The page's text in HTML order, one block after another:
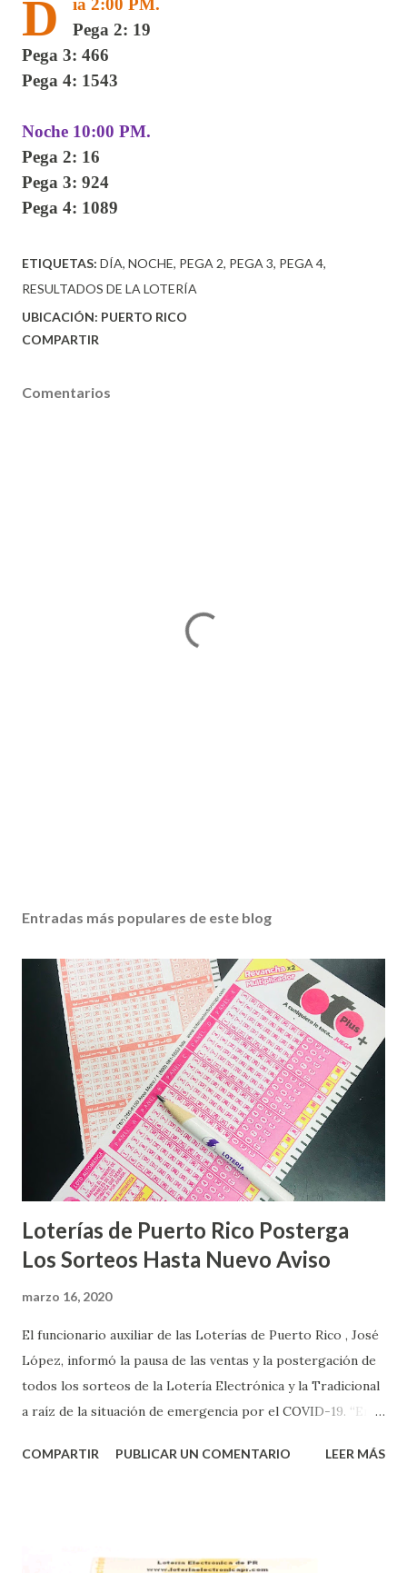
D
ía 2:00 PM.
Pega 2: 19
Pega 3: 466
Pega 4: 1543
Noche 10:00 PM.
Pega 2: 16
Pega 3: 924
Pega 4: 1089
ETIQUETAS: DÍA NOCHE PEGA 2 PEGA 3 PEGA 4
RESULTADOS DE LA LOTERÍA
UBICACIÓN: PUERTO RICO
COMPARTIR
Comentarios
Entradas más populares de este blog
Loterías de Puerto Rico Posterga
Los Sorteos Hasta Nuevo Aviso
marzo 16, 2020
El funcionario auxiliar de las Loterías de Puerto Rico , José
López, informó la pausa de las ventas y la postergación de
todos los sorteos de la Lotería Electrónica y la Tradicional
a raíz de la situación de emergencia por el COVID-19. “En
proteger la salud de nuestros empleados, vendedores y
instantáneos”, indicó López. Sobre el sorteo de Powerball,
COMPARTIR PUBLICAR UN COMENTARIO LEER MÁS